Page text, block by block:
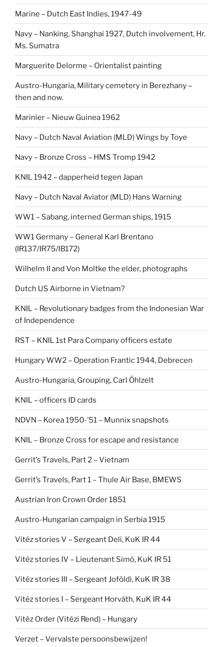
Marine – Dutch East Indies, 1947-49
Navy – Nanking, Shanghai 1927, Dutch involvement, Hr.
Ms. Sumatra
Marguerite Delorme – Orientalist painting
Austro-Hungaria, Military cemetery in Berezhany –
then and now.
Marinier – Nieuw Guinea 1962
Navy – Dutch Naval Aviation (MLD) Wings by Toye
Navy – Bronze Cross – HMS Tromp 1942
KNIL 1942 – dapperheid tegen Japan
Navy – Dutch Naval Aviator (MLD) Hans Warning
WW1 – Sabang, interned German ships, 1915
WW1 Germany – General Karl Brentano
(IR137/IR75/IB172)
Wilhelm II and Von Moltke the elder, photographs
Dutch US Airborne in Vietnam?
KNIL – Revolutionary badges from the Indonesian War
of Independence
RST – KNIL 1st Para Company officers estate
Hungary WW2 – Operation Frantic 1944, Debrecen
Austro-Hungaria, Grouping, Carl Öhlzelt
KNIL – officers ID cards
NDVN – Korea 1950-’51 – Munnix snapshots
KNIL – Bronze Cross for escape and resistance
Gerrit’s Travels, Part 2 – Vietnam
Gerrit’s Travels, Part 1 – Thule Air Base, BMEWS
Austrian Iron Crown Order 1851
Austro-Hungarian campaign in Serbia 1915
Vitéz stories V – Sergeant Deli, KuK IR 44
Vitéz stories IV – Lieutenant Simó, KuK IR 51
Vitéz stories III – Sergeant Joföldi, KuK IR 38
Vitéz stories I – Sergeant Horváth, KuK IR 44
Vitéz Order (Vitézi Rend) – Hungary
Verzet – Vervalste persoonsbewijzen!